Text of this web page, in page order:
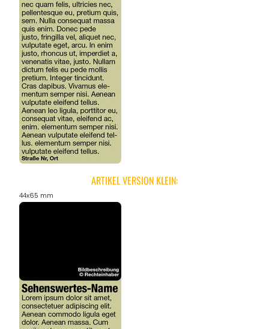
ARTIKEL VERSION KLEIN:
44x65 mm